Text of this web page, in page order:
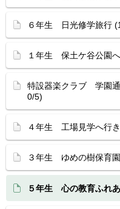
６年生 日光修学旅行
１年生 保土ケ谷公園
特設器楽クラブ 学園
0/5)
４年生 工場見学へ行
３年生 ゆめの樹保育
５年生 心の教育ふれ